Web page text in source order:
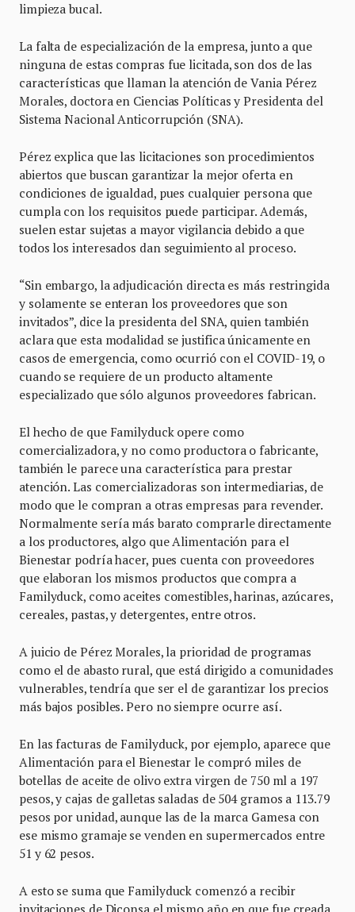
limpieza bucal.
La falta de especialización de la empresa, junto a que
ninguna de estas compras fue licitada, son dos de las
características que llaman la atención de Vania Pérez
Morales, doctora en Ciencias Políticas y Presidenta del
Sistema Nacional Anticorrupción (SNA).
Pérez explica que las licitaciones son procedimientos
abiertos que buscan garantizar la mejor oferta en
condiciones de igualdad, pues cualquier persona que
cumpla con los requisitos puede participar. Además,
suelen estar sujetas a mayor vigilancia debido a que
todos los interesados dan seguimiento al proceso.
“Sin embargo, la adjudicación directa es más restringida
y solamente se enteran los proveedores que son
invitados”, dice la presidenta del SNA, quien también
aclara que esta modalidad se justifica únicamente en
casos de emergencia, como ocurrió con el COVID-19, o
cuando se requiere de un producto altamente
especializado que sólo algunos proveedores fabrican.
El hecho de que Familyduck opere como
comercializadora, y no como productora o fabricante,
también le parece una característica para prestar
atención. Las comercializadoras son intermediarias, de
modo que le compran a otras empresas para revender.
Normalmente sería más barato comprarle directamente
a los productores, algo que Alimentación para el
Bienestar podría hacer, pues cuenta con proveedores
que elaboran los mismos productos que compra a
Familyduck, como aceites comestibles, harinas, azúcares,
cereales, pastas, y detergentes, entre otros.
A juicio de Pérez Morales, la prioridad de programas
como el de abasto rural, que está dirigido a comunidades
vulnerables, tendría que ser el de garantizar los precios
más bajos posibles. Pero no siempre ocurre así.
En las facturas de Familyduck, por ejemplo, aparece que
Alimentación para el Bienestar le compró miles de
botellas de aceite de olivo extra virgen de 750 ml a 197
pesos, y cajas de galletas saladas de 504 gramos a 113.79
pesos por unidad, aunque las de la marca Gamesa con
ese mismo gramaje se venden en supermercados entre
51 y 62 pesos.
A esto se suma que Familyduck comenzó a recibir